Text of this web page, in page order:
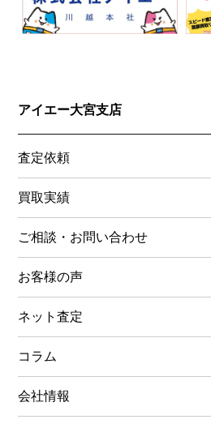
アイエー大宮支店
査定依頼
買取実績
ご相談・お問い合わせ
お客様の声
ネット査定
コラム
会社情報